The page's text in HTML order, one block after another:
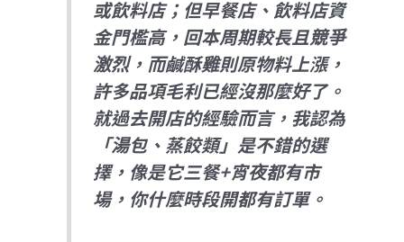
或飲料店；但早餐店、飲料店資
金門檻高，回本周期較長且競爭
激烈，而鹹酥雞則原物料上漲，
許多品項毛利已經沒那麼好了。
就過去開店的經驗而言，我認為
「湯包、蒸餃類」是不錯的選
擇，像是它三餐+宵夜都有市
場，你什麼時段開都有訂單。